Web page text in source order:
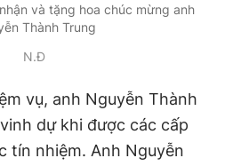
và tặng hoa chúc mừng anh
Thành Trung
N.Đ
vụ, anh Nguyễn Thành
dự khi được các cấp
tín nhiệm. Anh Nguyễn